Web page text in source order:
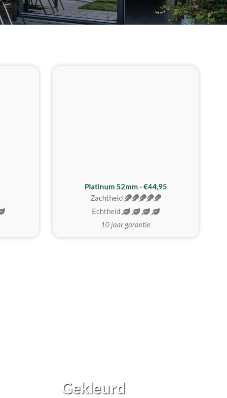
Platinum 52mm - €44,95
Zachtheid
Echtheid
10 jaar garantie
Gekleurd